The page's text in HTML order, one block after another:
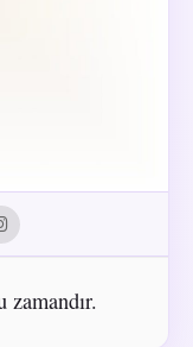
zamandır.